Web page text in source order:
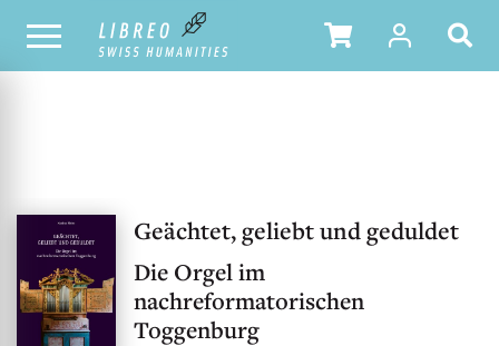
NOTRE CATALOGUE
Geächtet, geliebt und geduldet
Die Orgel im
nachreformatorischen
Toggenburg